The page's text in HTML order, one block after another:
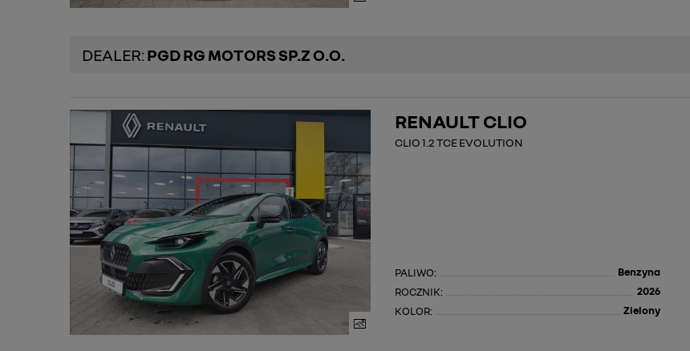
DEALER:PGD RG MOTORS SP.Z O.O.
RENAULT CLIO
CLIO 1.2 TCE EVOLUTION
PALIWO:
Benzyna
ROCZNIK:
2026
KOLOR:
Zielony